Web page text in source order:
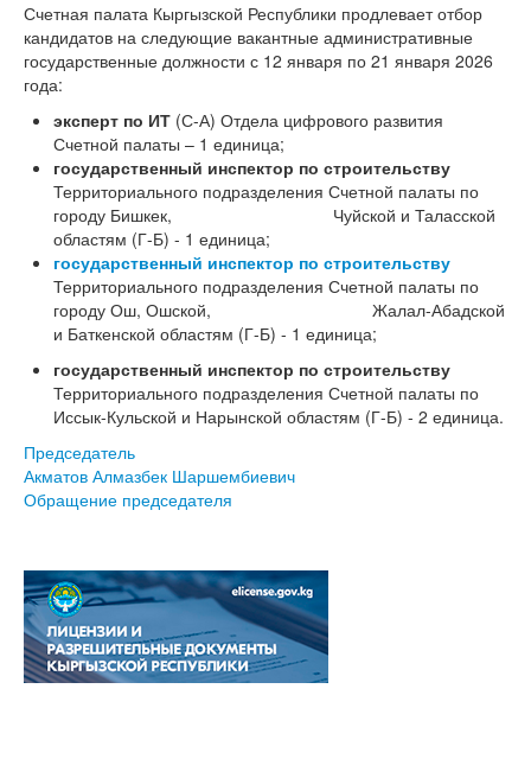
Счетная палата Кыргызской Республики продлевает отбор
кандидатов на следующие вакантные административные
государственные должности с 12 января по 21 января 2026
года:
эксперт по ИТ (С-А) Отдела цифрового развития
Счетной палаты – 1 единица;
государственный инспектор по строительству
Территориального подразделения Счетной палаты по
городу Бишкек, Чуйской и Таласской
областям (Г-Б) - 1 единица;
государственный инспектор по строительству
Территориального подразделения Счетной палаты по
городу Ош, Ошской, Жалал-Абадской
и Баткенской областям (Г-Б) - 1 единица;
государственный инспектор по строительству
Территориального подразделения Счетной палаты по
Иссык-Кульской и Нарынской областям (Г-Б) - 2 единица.
Председатель
Акматов Алмазбек Шаршембиевич
Обращение председателя